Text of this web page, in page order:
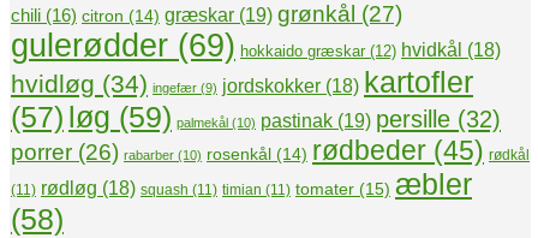
chili (16) citron (14) græskar (19) grønkål (27)
gulerødder (69) hokkaido græskar (12) hvidkål (18)
hvidløg (34) ingefær (9) jordskokker (18) kartofler
(57) løg (59) palmekål (10) pastinak (19) persille (32)
porrer (26) rabarber (10) rosenkål (14) rødbeder (45) rødkål
(11) rødløg (18) squash (11) timian (11) tomater (15) æbler
(58)